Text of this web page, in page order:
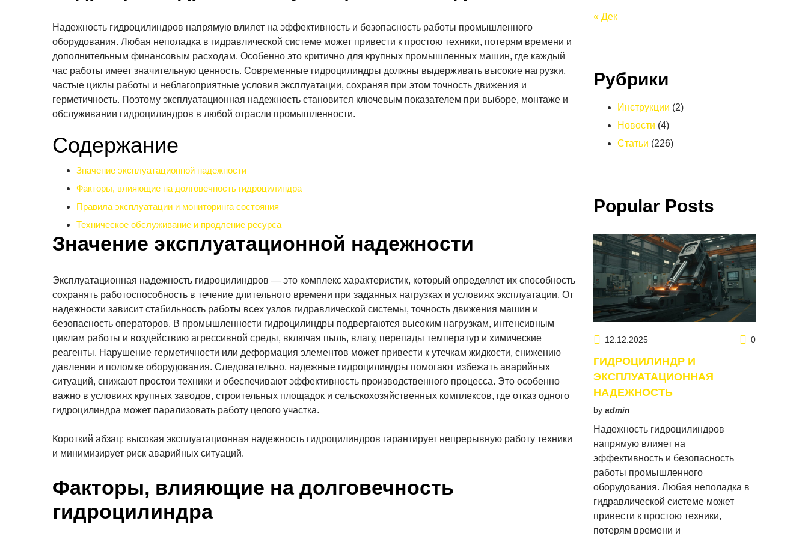
Надежность гидроцилиндров напрямую влияет на эффективность и безопасность работы промышленного
оборудования. Любая неполадка в гидравлической системе может привести к простою техники, потерям времени и
дополнительным финансовым расходам. Особенно это критично для крупных промышленных машин, где каждый
час работы имеет значительную ценность. Современные гидроцилиндры должны выдерживать высокие нагрузки,
частые циклы работы и неблагоприятные условия эксплуатации, сохраняя при этом точность движения и
герметичность. Поэтому эксплуатационная надежность становится ключевым показателем при выборе, монтаже и
обслуживании гидроцилиндров в любой отрасли промышленности.
Содержание
Значение эксплуатационной надежности
Факторы, влияющие на долговечность гидроцилиндра
Правила эксплуатации и мониторинга состояния
Техническое обслуживание и продление ресурса
Значение эксплуатационной надежности
Эксплуатационная надежность гидроцилиндров — это комплекс характеристик, который определяет их способность
сохранять работоспособность в течение длительного времени при заданных нагрузках и условиях эксплуатации. От
надежности зависит стабильность работы всех узлов гидравлической системы, точность движения машин и
безопасность операторов. В промышленности гидроцилиндры подвергаются высоким нагрузкам, интенсивным
циклам работы и воздействию агрессивной среды, включая пыль, влагу, перепады температур и химические
реагенты. Нарушение герметичности или деформация элементов может привести к утечкам жидкости, снижению
давления и поломке оборудования. Следовательно, надежные гидроцилиндры помогают избежать аварийных
ситуаций, снижают простои техники и обеспечивают эффективность производственного процесса. Это особенно
важно в условиях крупных заводов, строительных площадок и сельскохозяйственных комплексов, где отказ одного
гидроцилиндра может парализовать работу целого участка.
Короткий абзац: высокая эксплуатационная надежность гидроцилиндров гарантирует непрерывную работу техники
и минимизирует риск аварийных ситуаций.
Факторы, влияющие на долговечность
гидроцилиндра
« Дек
Рубрики
Инструкции (2)
Новости (4)
Статьи (226)
Popular Posts
12.12.2025 0
ГИДРОЦИЛИНДР И
ЭКСПЛУАТАЦИОННАЯ
НАДЕЖНОСТЬ
by admin
Надежность гидроцилиндров
напрямую влияет на
эффективность и безопасность
работы промышленного
оборудования. Любая неполадка в
гидравлической системе может
привести к простою техники,
потерям времени и